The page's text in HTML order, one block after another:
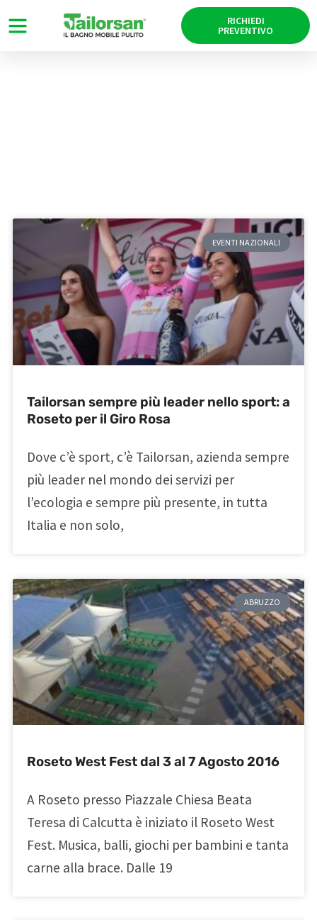
RICHIEDI
PREVENTIVO
EVENTI NAZIONALI
Tailorsan sempre più leader nello sport: a
Roseto per il Giro Rosa
Dove c’è sport, c’è Tailorsan, azienda sempre
più leader nel mondo dei servizi per
l’ecologia e sempre più presente, in tutta
Italia e non solo,
ABRUZZO
Roseto West Fest dal 3 al 7 Agosto 2016
A Roseto presso Piazzale Chiesa Beata
Teresa di Calcutta è iniziato il Roseto West
Fest. Musica, balli, giochi per bambini e tanta
carne alla brace. Dalle 19